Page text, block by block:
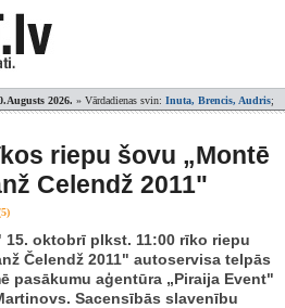
2026. » Vārdadienas svin: Inuta, Brencis, Audris;
riepu šovu „Montē
Celendž 2011"
15. oktobrī plkst. 11:00 rīko riepu
Čelendž 2011" autoservisa telpās
pasākumu aģentūra „Piraija Event"
Sacensībās slavenību